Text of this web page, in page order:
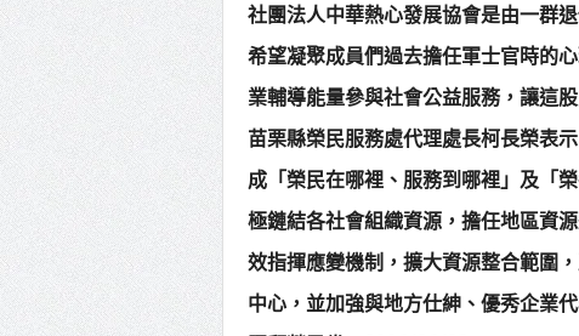
社團法人中華熱心發展協會是由一群
希望凝聚成員們過去擔任軍士官時的
業輔導能量參與社會公益服務，讓這
苗栗縣榮民服務處代理處長柯長榮表
成「榮民在哪裡、服務到哪裡」及「
極鏈結各社會組織資源，擔任地區資
效指揮應變機制，擴大資源整合範圍
中心，並加強與地方仕紳、優秀企業